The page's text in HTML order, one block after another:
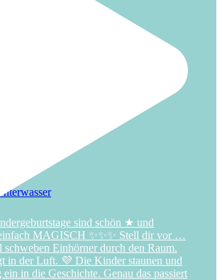
Unterwasser